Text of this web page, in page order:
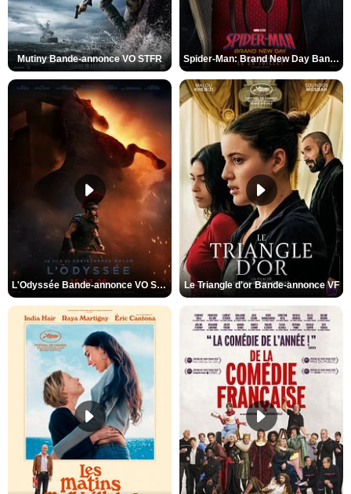
Mutiny Bande-annonce VO STFR Spider-Man: Brand New Day Bande-annonce VO STFR
L'Odyssée Bande-annonce VO STFR Le Triangle d'or Bande-annonce VF